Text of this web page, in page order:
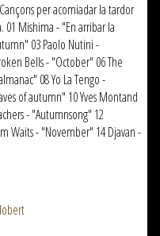
per acomiadar la tardor
01 Mishima - "En arribar la
03 Paolo Nutini -
Bells - "October" 06 The
08 Yo La Tengo -
of autumn" 10 Yves Montand
- "Autumnsong" 12
Waits - "November" 14 Djavan -